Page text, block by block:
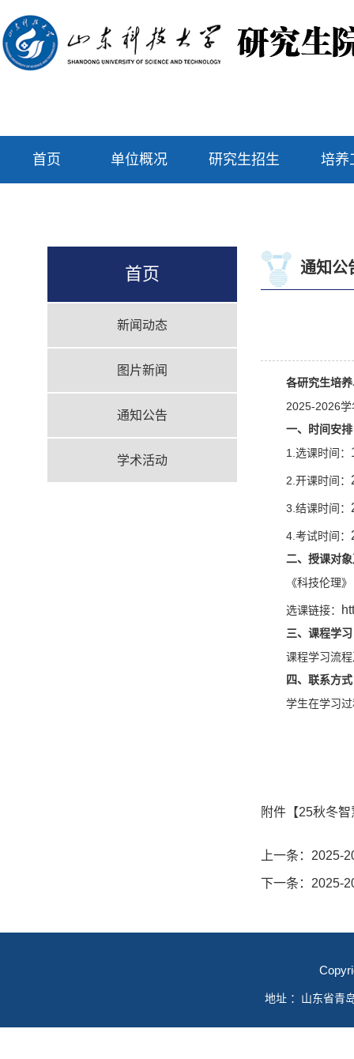
首页 单位概况 研究生招生 培养
首页
新闻动态
图片新闻
通知公告
学术活动
通知公
各研究生培
2025-2026学
一、时间安
1. 选课时间：
2. 开课时间：
3. 结课时间：
4. 考试时间：
二、授课对
《科技伦理》
选课链接：
三、课程学习
课程学习流
四、联系方式
学生在学习
附件【25秋冬
上一条： 2025-
下一条： 2025-
地址 ：山东省青